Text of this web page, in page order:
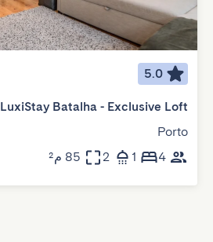
5.0
LuxiStay Batalha - Exclusive Loft
Porto
4
1
2 85 م²